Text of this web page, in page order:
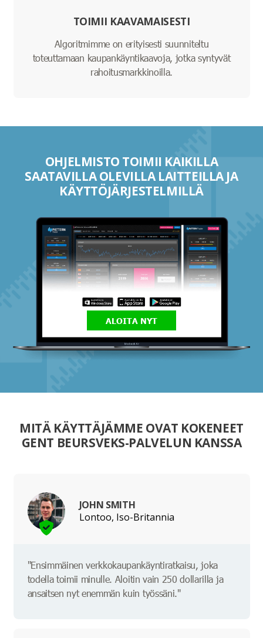
TOIMII KAAVAMAISESTI
Algoritmimme on erityisesti suunniteltu
toteuttamaan kaupankäyntikaavoja, jotka syntyvät
rahoitusmarkkinoilla.
OHJELMISTO TOIMII KAIKILLA
SAATAVILLA OLEVILLA LAITTEILLA JA
KÄYTTÖJÄRJESTELMILLÄ
ALOITA NYT
MITÄ KÄYTTÄJÄMME OVAT KOKENEET
GENT BEURSVEKS-PALVELUN KANSSA
JOHN SMITH
Lontoo, Iso-Britannia
"Ensimmäinen verkkokaupankäyntiratkaisu, joka
todella toimii minulle. Aloitin vain 250 dollarilla ja
ansaitsen nyt enemmän kuin työssäni."